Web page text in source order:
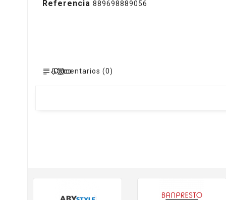
Referencia 889698889056
Comentarios (0)